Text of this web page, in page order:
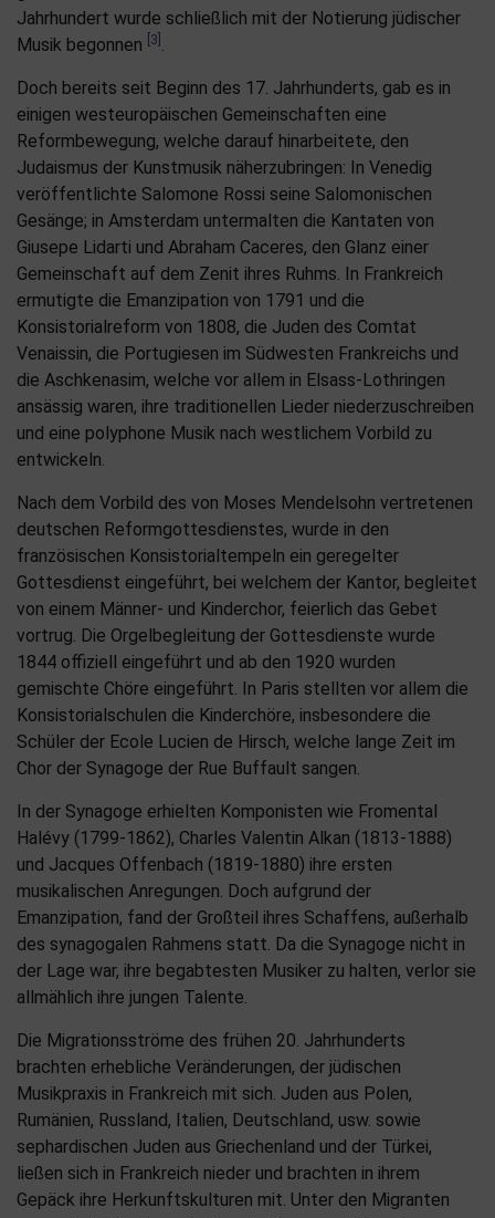
Jahrhundert wurde schließlich mit der Notierung jüdischer
Musik begonnen
[3] .
Doch bereits seit Beginn des 17. Jahrhunderts, gab es in
einigen westeuropäischen Gemeinschaften eine
Reformbewegung, welche darauf hinarbeitete, den
Judaismus der Kunstmusik näherzubringen: In Venedig
veröffentlichte Salomone Rossi seine Salomonischen
Gesänge; in Amsterdam untermalten die Kantaten von
Giusepe Lidarti und Abraham Caceres, den Glanz einer
Gemeinschaft auf dem Zenit ihres Ruhms. In Frankreich
ermutigte die Emanzipation von 1791 und die
Konsistorialreform von 1808, die Juden des Comtat
Venaissin, die Portugiesen im Südwesten Frankreichs und
die Aschkenasim, welche vor allem in Elsass-Lothringen
ansässig waren, ihre traditionellen Lieder niederzuschreiben
und eine polyphone Musik nach westlichem Vorbild zu
entwickeln.
Nach dem Vorbild des von Moses Mendelsohn vertretenen
deutschen Reformgottesdienstes, wurde in den
französischen Konsistorialtempeln ein geregelter
Gottesdienst eingeführt, bei welchem der Kantor, begleitet
von einem Männer- und Kinderchor, feierlich das Gebet
vortrug. Die Orgelbegleitung der Gottesdienste wurde
1844 offiziell eingeführt und ab den 1920 wurden
gemischte Chöre eingeführt. In Paris stellten vor allem die
Konsistorialschulen die Kinderchöre, insbesondere die
Schüler der Ecole Lucien de Hirsch, welche lange Zeit im
Chor der Synagoge der Rue Buffault sangen.
In der Synagoge erhielten Komponisten wie Fromental
Halévy (1799-1862), Charles Valentin Alkan (1813-1888)
und Jacques Offenbach (1819-1880) ihre ersten
musikalischen Anregungen. Doch aufgrund der
Emanzipation, fand der Großteil ihres Schaffens, außerhalb
des synagogalen Rahmens statt. Da die Synagoge nicht in
der Lage war, ihre begabtesten Musiker zu halten, verlor sie
allmählich ihre jungen Talente.
Die Migrationsströme des frühen 20. Jahrhunderts
brachten erhebliche Veränderungen, der jüdischen
Musikpraxis in Frankreich mit sich. Juden aus Polen,
Rumänien, Russland, Italien, Deutschland, usw. sowie
sephardischen Juden aus Griechenland und der Türkei,
ließen sich in Frankreich nieder und brachten in ihrem
Gepäck ihre Herkunftskulturen mit. Unter den Migranten